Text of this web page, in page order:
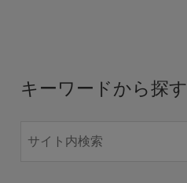
キーワードから探す